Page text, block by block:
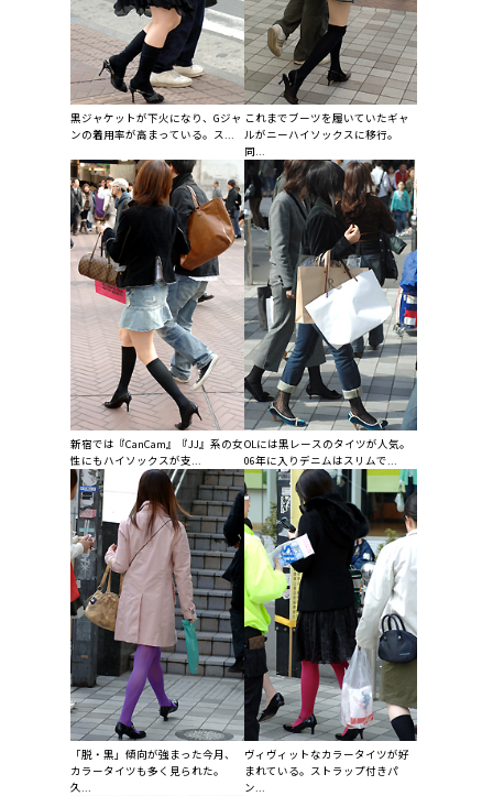
黒ジャケットが下火になり、Gジャ
ンの着用率が高まっている。ス...
これまでブーツを履いていたギャ
ルがニーハイソックスに移行。
同...
新宿では『CanCam』『JJ』系の女
性にもハイソックスが支...
OLには黒レースのタイツが人気。
06年に入りデニムはスリムで...
「脱・黒」傾向が強まった今月、
カラータイツも多く見られた。
久...
ヴィヴィットなカラータイツが好
まれている。ストラップ付きパ
ン...